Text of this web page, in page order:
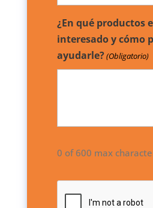
¿En qué productos
interesado y cómo
ayudarle?(Obligatorio)
0 of 600 max